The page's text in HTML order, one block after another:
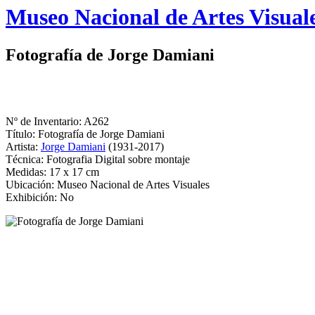
Logo
MNAV
Museo Nacional de Artes
Fotografía de Jorge Damiani
Nº de Inventario: A262
Título: Fotografía de Jorge Damiani
Artista: Jorge Damiani (1931-2017)
Técnica: Fotografia Digital sobre montaje
Medidas: 17 x 17 cm
Ubicación: Museo Nacional de Artes Visuales
Exhibición: No